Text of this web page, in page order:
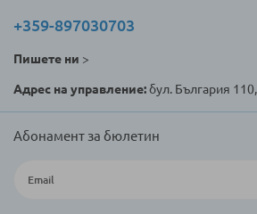
+359-897030703
Пишете ни >
Адрес на управление:бул. България
Абонамент за бюлетин